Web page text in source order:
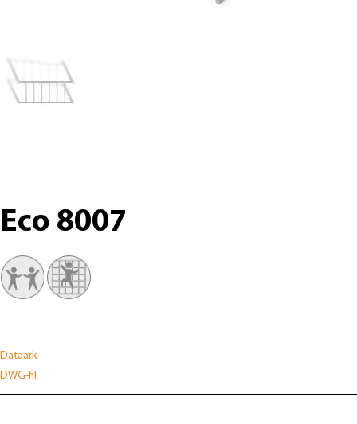
Eco 8007
Dataark
DWG-fil